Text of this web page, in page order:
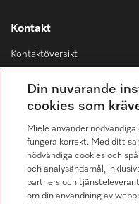
Kontakt
Kontaktöversikt
08-562 29 800
Hitta återförsäljare
Din nuvarande
cookies som
Miele använder
fungera korrekt. Med ditt
nödvändiga cookies och
och analysändamål,
partners och
om din användning av